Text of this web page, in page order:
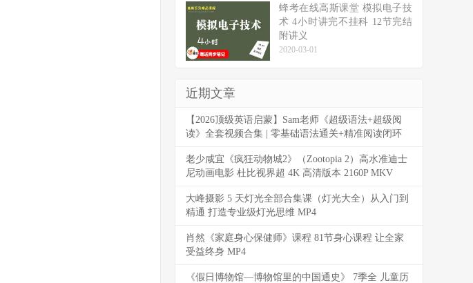
蜂考在线高斯课堂 模拟电子技
术 4小时讲完不挂科 12节完结
附讲义
2020-03-01
近期文章
【2026顶级英语启蒙】Sam老师《超级语法+超级阅
读》全套视频合集 | 零基础语法通关+精准阅读闭环
老少咸宜《疯狂动物城2》（Zootopia 2）高水准迪士
尼动画电影 杜比视界超 4K 高清版本 2160P MKV
大峰摄影 5 天灯光全部合集课（灯光大全）从入门到
精通 打造专业级灯光思维 MP4
肖然《家庭身心保健师》课程 81节身心课程 让全家
受益终身 MP4
《假日博物馆—博物馆里的中国通史》 7季全 儿童历